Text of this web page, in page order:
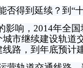
得到延续？到“
响，2014年全国
市继续建设轨道
路，到年底预计